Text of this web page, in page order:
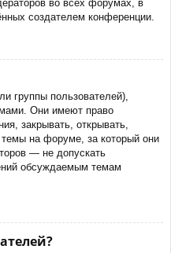
во всех форумах, в
создателем конференции.
группы пользователей),
Они имеют право
закрывать, открывать,
на форуме, за который они
— не допускать
обсуждаемым темам